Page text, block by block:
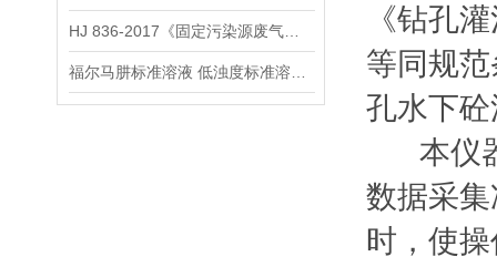
《钻孔
等同规
孔水下
本仪器
数据采
时，使